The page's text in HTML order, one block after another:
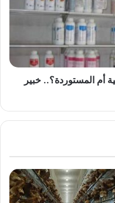
أم المستوردة؟.. خبير